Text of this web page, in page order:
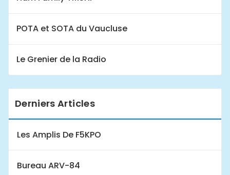
POTA et SOTA du Vaucluse
Le Grenier de la Radio
Derniers Articles
Les Amplis De F5KPO
Bureau ARV-84